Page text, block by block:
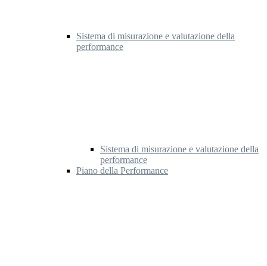
Sistema di misurazione e valutazione della
performance
Sistema di misurazione e valutazione della
performance
Piano della Performance